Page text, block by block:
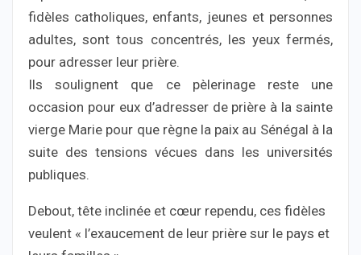
fidèles catholiques, enfants, jeunes et personnes
adultes, sont tous concentrés, les yeux fermés,
pour adresser leur prière.
Ils soulignent que ce pèlerinage reste une
occasion pour eux d’adresser de prière à la sainte
vierge Marie pour que règne la paix au Sénégal à la
suite des tensions vécues dans les universités
publiques.
Debout, tête inclinée et cœur rependu, ces fidèles
veulent « l’exaucement de leur prière sur le pays et